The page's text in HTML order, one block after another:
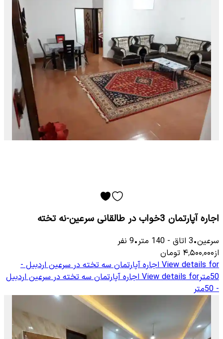
اجاره آپارتمان 3خواب در طالقانی سرعین-نه تخته
سرعین•
3 اتاق -
140 متر•
9 نفر
از۴٬۵۰۰٬۰۰۰ تومان
View details for اجاره آپارتمان سه تخته در سرعین اردبیل -
50متر
View details for اجاره آپارتمان سه تخته در سرعین اردبیل
- 50متر